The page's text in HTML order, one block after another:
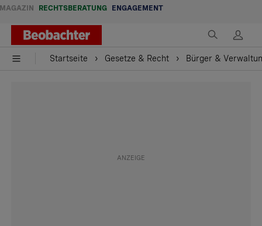
MAGAZIN RECHTSBERATUNG ENGAGEMENT
Startseite Gesetze & Recht Bürger &